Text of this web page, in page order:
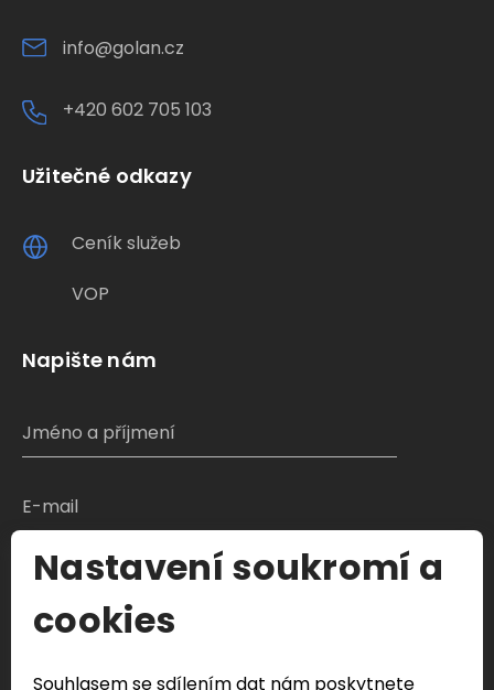
info@golan.cz
+420 602 705 103
Užitečné odkazy
Ceník služeb
VOP
Napište nám
S čím Vám můžeme pomoci?
Nastavení soukromí a
cookies
Souhlasem se sdílením dat nám poskytnete